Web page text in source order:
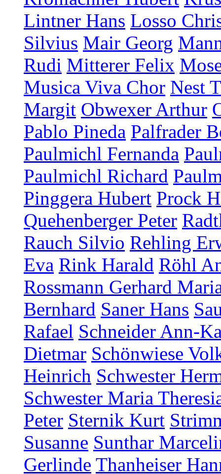
Lintner Hans Losso
Silvius Mair Georg
Rudi Mitterer Felix
Musica Viva Chor Nest
Margit Obwexer Arthur
Pablo Pineda Palfrader
Paulmichl Fernanda
Paulmichl Richard
Pinggera Hubert Prock
Quehenberger Peter
Rauch Silvio Rehling
Eva Rink Harald Röhl
Rossmann Gerhard
Bernhard Saner Hans
Rafael Schneider Ann-
Dietmar Schönwiese
Heinrich Schwester
Schwester Maria
Peter Sternik Kurt
Susanne Sunthar
Gerlinde Thanheiser